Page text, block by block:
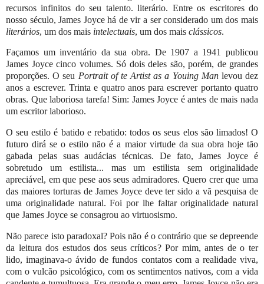
recursos infinitos do seu talento. literário. Entre os escritores do
nosso século, James Joyce há de vir a ser considerado um dos mais
literários, um dos mais intelectuais, um dos mais clássicos.
Façamos um inventário da sua obra. De 1907 a 1941 publicou
James Joyce cinco volumes. Só dois deles são, porém, de grandes
proporções. O seu Portrait of te Artist as a Youing Manlevou dez
anos a escrever. Trinta e quatro anos para escrever portanto quatro
obras. Que laboriosa tarefa! Sim: James Joyce é antes de mais nada
um escritor laborioso.
O seu estilo é batido e rebatido: todos os seus elos são limados! O
futuro dirá se o estilo não é a maior virtude da sua obra hoje tão
gabada pelas suas audácias técnicas. De fato, James Joyce é
sobretudo um estilista... mas um estilista sem originalidade
apreciável, em que pese aos seus admiradores. Quero crer que uma
das maiores torturas de James Joyce deve ter sido a vã pesquisa de
uma originalidade natural. Foi por lhe faltar originalidade natural
que James Joyce se consagrou ao virtuosismo.
Não parece isto paradoxal? Pois não é o contrário que se depreende
da leitura dos estudos dos seus críticos? Por mim, antes de o ter
lido, imaginava-o ávido de fundos contatos com a realidade viva,
com o vulcão psicológico, com os sentimentos nativos, com a vida